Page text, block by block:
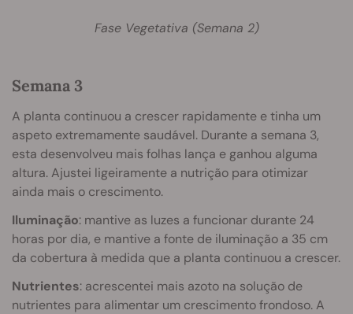
Fase Vegetativa (Semana 2)
Semana 3
A planta continuou a crescer rapidamente e tinha um
aspeto extremamente saudável. Durante a semana 3,
esta desenvolveu mais folhas lança e ganhou alguma
altura. Ajustei ligeiramente a nutrição para otimizar
ainda mais o crescimento.
Iluminação: mantive as luzes a funcionar durante 24
horas por dia, e mantive a fonte de iluminação a 35 cm
da cobertura à medida que a planta continuou a crescer.
Nutrientes: acrescentei mais azoto na solução de
nutrientes para alimentar um crescimento frondoso. A